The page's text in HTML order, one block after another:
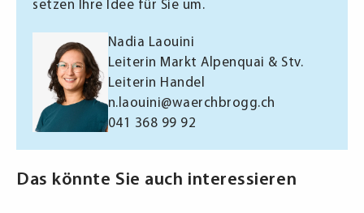
setzen Ihre Idee für Sie um.
Nadia Laouini
Leiterin Markt Alpenquai & Stv.
Leiterin Handel
n.laouini@waerchbrogg.ch
041 368 99 92
Das könnte Sie auch interessieren